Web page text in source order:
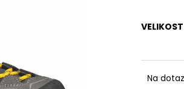
VELIKOST
Na dotaz